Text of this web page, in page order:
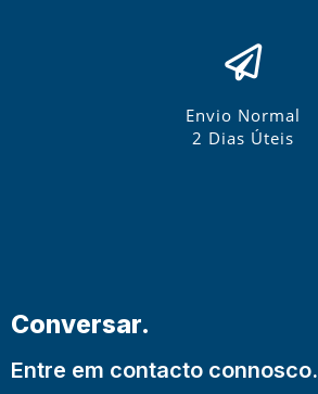
Envio Normal
2 Dias Úteis
Conversar.
Entre em contacto connosco.